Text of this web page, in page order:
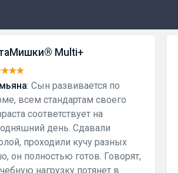
Multi+
: Сын развивается по
всем стандартам своего
соответствует на
день. Сдавали
проходили кучу разных
он полностью готов. Говорят,
нагрузку потянет в